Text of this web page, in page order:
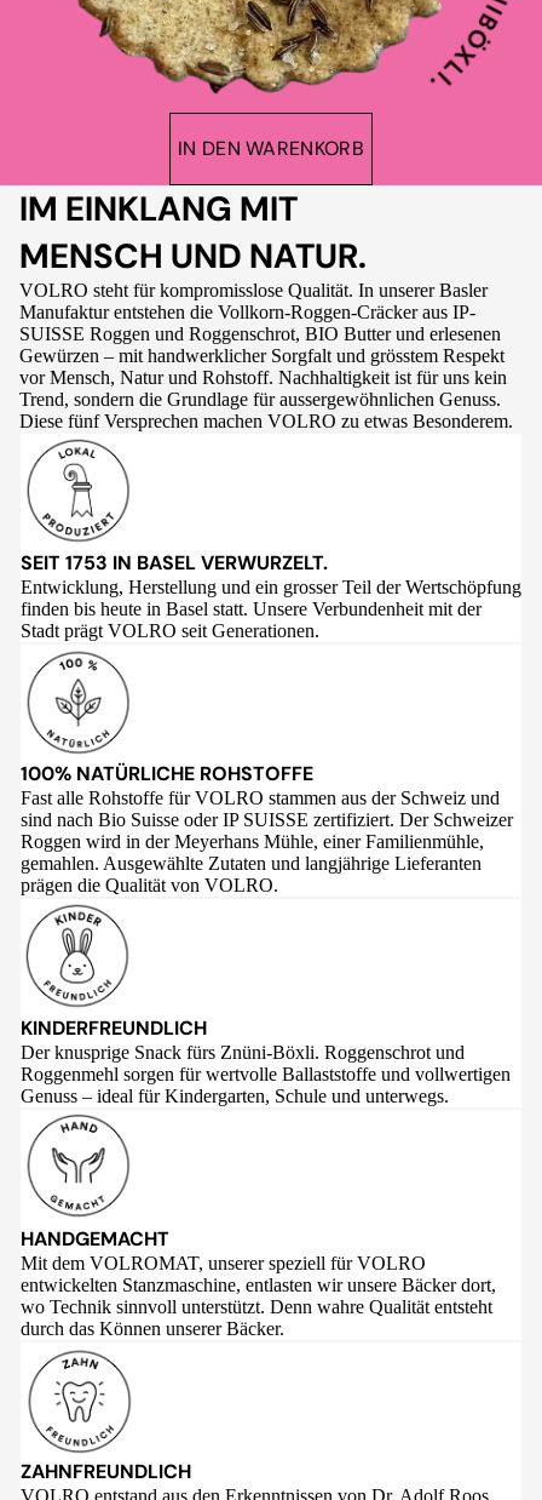
IN DEN WARENKORB
IM EINKLANG MIT
MENSCH UND NATUR.
VOLRO steht für kompromisslose Qualität. In unserer Basler
Manufaktur entstehen die Vollkorn-Roggen-Cräcker aus IP-
SUISSE Roggen und Roggenschrot, BIO Butter und erlesenen
Gewürzen – mit handwerklicher Sorgfalt und grösstem Respekt
vor Mensch, Natur und Rohstoff. Nachhaltigkeit ist für uns kein
Trend, sondern die Grundlage für aussergewöhnlichen Genuss.
Diese fünf Versprechen machen VOLRO zu etwas Besonderem.
SEIT 1753 IN BASEL VERWURZELT.
Entwicklung, Herstellung und ein grosser Teil der Wertschöpfung
finden bis heute in Basel statt. Unsere Verbundenheit mit der
Stadt prägt VOLRO seit Generationen.
100% NATÜRLICHE ROHSTOFFE
Fast alle Rohstoffe für VOLRO stammen aus der Schweiz und
sind nach Bio Suisse oder IP SUISSE zertifiziert. Der Schweizer
Roggen wird in der Meyerhans Mühle, einer Familienmühle,
gemahlen. Ausgewählte Zutaten und langjährige Lieferanten
prägen die Qualität von VOLRO.
KINDERFREUNDLICH
Der knusprige Snack fürs Znüni-Böxli. Roggenschrot und
Roggenmehl sorgen für wertvolle Ballaststoffe und vollwertigen
Genuss – ideal für Kindergarten, Schule und unterwegs.
HANDGEMACHT
Mit dem VOLROMAT, unserer speziell für VOLRO
entwickelten Stanzmaschine, entlasten wir unsere Bäcker dort,
wo Technik sinnvoll unterstützt. Denn wahre Qualität entsteht
durch das Können unserer Bäcker.
ZAHNFREUNDLICH
VOLRO entstand aus den Erkenntnissen von Dr. Adolf Roos,